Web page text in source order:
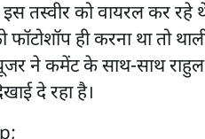
को वायरल कर रहे
ही करना था तो
ने कमेंट के साथ-साथ
दे रहा है।